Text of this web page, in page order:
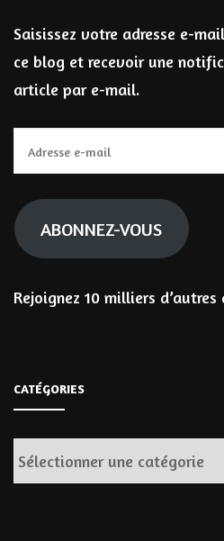
Saisissez votre adresse e-
ce blog et recevoir une
article par e-mail.
e-
mail
ABONNEZ-VOUS
Rejoignez 10 milliers d’autres
CATÉGORIES
Catégories